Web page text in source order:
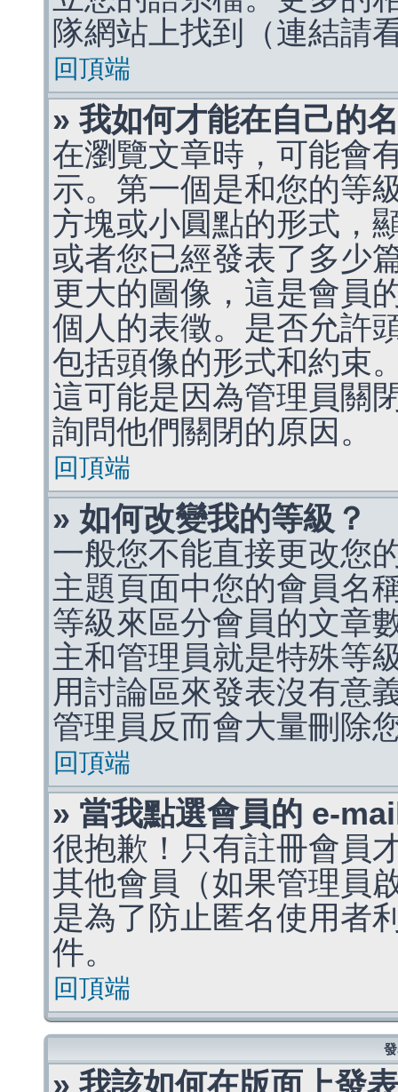
隊網站上找到（連結請
回頂端
» 我如何才能在自己的
在瀏覽文章時，可能會
示。第一個是和您的等
方塊或小圓點的形式，
或者您已經發表了多少
更大的圖像，這是會員
個人的表徵。是否允許
包括頭像的形式和約束
這可能是因為管理員關
詢問他們關閉的原因。
回頂端
» 如何改變我的等級？
一般您不能直接更改您
主題頁面中您的會員名
等級來區分會員的文章
主和管理員就是特殊等
用討論區來發表沒有意
管理員反而會大量刪除
回頂端
» 當我點選會員的 e-
很抱歉！只有註冊會員
其他會員（如果管理員
是為了防止匿名使用者
件。
回頂端
» 我該如何在版面上發